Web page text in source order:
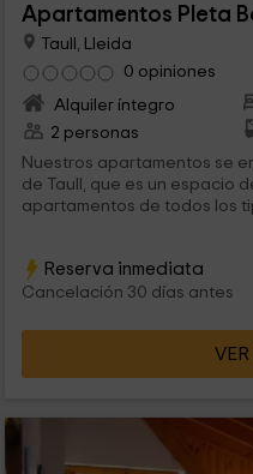
Apartamentos Pleta
Taull, Lleida
0 opiniones
Alquiler íntegro
2 personas
Nuestros apartamentos se
de Taull, que es un espacio
apartamentos de todos los
instalaciones comunes
Reserva inmediata
Cancelación 30 días antes